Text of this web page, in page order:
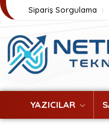
Sipariş Sorgulama
YAZICILAR